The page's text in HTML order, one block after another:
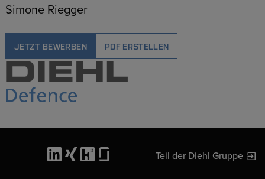
Simone Riegger
JETZT BEWERBEN PDF ERSTELLEN
Teil der Diehl Gruppe